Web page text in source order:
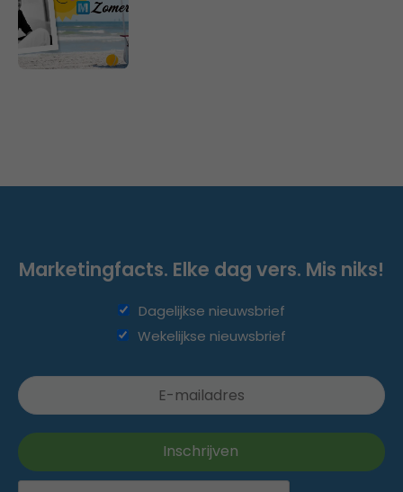
Marketingfacts. Elke dag vers. Mis niks!
Dagelijkse nieuwsbrief
Wekelijkse nieuwsbrief